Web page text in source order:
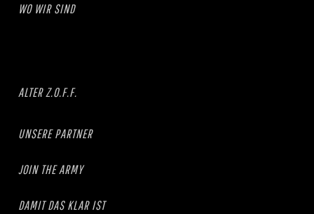
WO WIR SIND
ALTER Z.O.F.F.
UNSERE PARTNER
JOIN THE ARMY
DAMIT DAS KLAR IST